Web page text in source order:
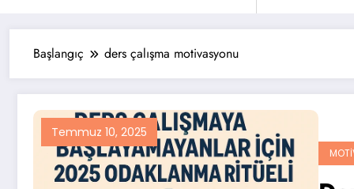
Başlangıç ders çalışma motivasyonu
Temmuz 10, 2025